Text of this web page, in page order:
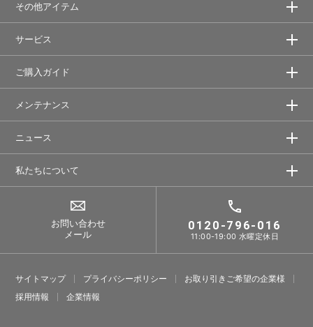
その他アイテム
サービス
ご購入ガイド
メンテナンス
ニュース
私たちについて
お問い合わせ
メール
0120-796-016
11:00-19:00 水曜定休日
サイトマップ プライバシーポリシー
お取り引きご希望の企業様
採⽤情報
企業情報